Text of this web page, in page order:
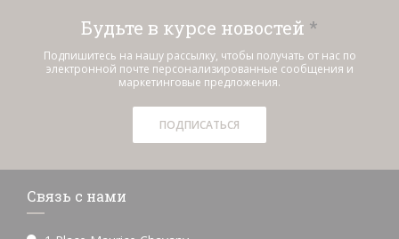
Будьте в курсе новостей *
Подпишитесь на нашу рассылку, чтобы получать от нас по
электронной почте персонализированные сообщения и
маркетинговые предложения.
ПОДПИСАТЬСЯ
Связь с нами